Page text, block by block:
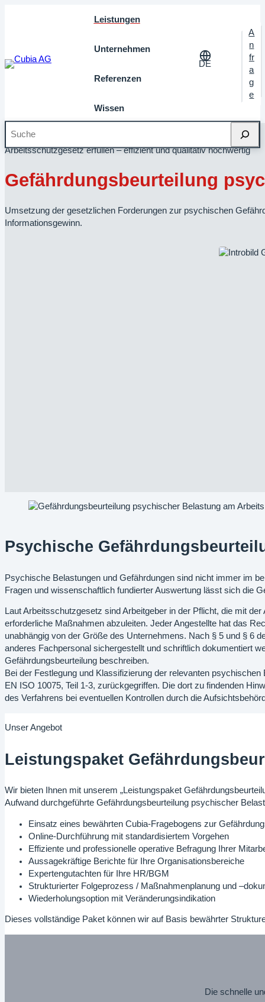
Leistungen
Unternehmen
Referenzen
Wissen
DE
A
n
fr
a
g
e
Startseite
Arbeitsschutzgesetz erfüllen – effizient und qualitativ hochwertig
Gefährdungsbeurteilung
Umsetzung der gesetzlichen Forderungen zur psychischen
Informationsgewinn.
Psychische
Psychische Belastungen und Gefährdungen sind nicht immer im
Fragen und wissenschaftlich fundierter Auswertung lässt sich die
Laut Arbeitsschutzgesetz sind Arbeitgeber in der Pflicht, die mit
erforderliche Maßnahmen abzuleiten. Jeder Angestellte hat das
unabhängig von der Größe des Unternehmens. Nach § 5 und § 6
anderes Fachpersonal sichergestellt und schriftlich dokumentiert
Gefährdungsbeurteilung beschreiben.
Bei der Festlegung und Klassifizierung der relevanten
EN ISO 10075, Teil 1-3, zurückgegriffen. Die dort zu findenden
des Verfahrens bei eventuellen Kontrollen durch die
Unser Angebot
Leistungspaket
Wir bieten Ihnen mit unserem „Leistungspaket
Aufwand durchgeführte Gefährdungsbeurteilung psychischer
Einsatz eines bewährten Cubia-Fragebogens zur
Online-Durchführung mit standardisiertem Vorgehen
Effiziente und professionelle operative Befragung Ihrer
Aussagekräftige Berichte für Ihre Organisationsbereiche
Expertengutachten für Ihre HR/BGM
Strukturierter Folgeprozess / Maßnahmenplanung und
Wiederholungsoption mit Veränderungsindikation
Dieses vollständige Paket können wir auf Basis bewährter
Die schnelle